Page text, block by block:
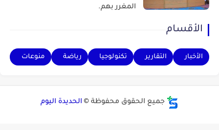
المغرر بهم.
الأقسام
الأخبار التقارير تكنولوجيا رياضة منوعات
جميع الحقوق محفوظة © الحديدة اليوم